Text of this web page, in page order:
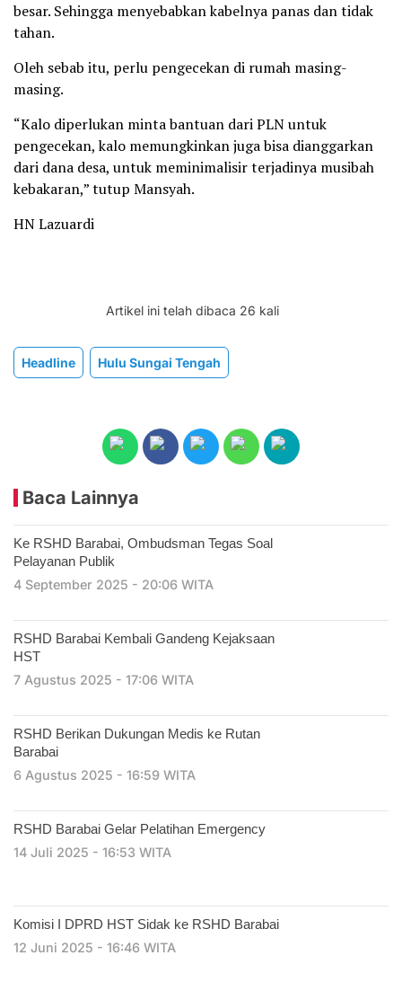
besar. Sehingga menyebabkan kabelnya panas dan tidak
tahan.
Oleh sebab itu, perlu pengecekan di rumah masing-
masing.
“Kalo diperlukan minta bantuan dari PLN untuk
pengecekan, kalo memungkinkan juga bisa dianggarkan
dari dana desa, untuk meminimalisir terjadinya musibah
kebakaran,” tutup Mansyah.
HN Lazuardi
Artikel ini telah dibaca 26 kali
Headline Hulu Sungai Tengah
Baca Lainnya
Ke RSHD Barabai, Ombudsman Tegas Soal
Pelayanan Publik
4 September 2025 - 20:06 WITA
RSHD Barabai Kembali Gandeng Kejaksaan
HST
7 Agustus 2025 - 17:06 WITA
RSHD Berikan Dukungan Medis ke Rutan
Barabai
6 Agustus 2025 - 16:59 WITA
RSHD Barabai Gelar Pelatihan Emergency
14 Juli 2025 - 16:53 WITA
Komisi I DPRD HST Sidak ke RSHD Barabai
12 Juni 2025 - 16:46 WITA